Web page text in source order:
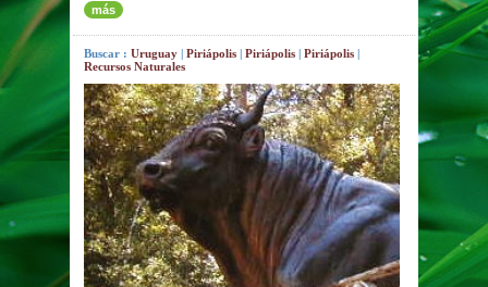
más
Buscar :Uruguay |Piriápolis |Piriápolis |Piriápolis |
Recursos Naturales